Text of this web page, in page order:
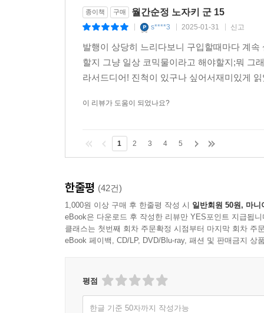
종이책 구매 월간순정 노자키 군 15
s****3 2025-01-31 신고
발행이 상당히 느리다보니 구입할때마다 계
할지 그냥 일상 코믹물이라고 해야할지;뭐 그
라서드디어! 진척이 있구나 싶어서재미있게
이 리뷰가 도움이 되었나요?
1 2 3 4 5
한줄평 (42건)
1,000원 이상 구매 후 한줄평 작성 시 일반회원 50원, 마니
eBook은 다운로드 후 작성한 리뷰만 YES포인트 지급됩니
클래스는 첫번째 회차 주문확정 시점부터 마지막 회차 주
eBook 페이백, CD/LP, DVD/Blu-ray, 패션 및 판매금지 상
평점
한글 기준 50자까지 작성가능